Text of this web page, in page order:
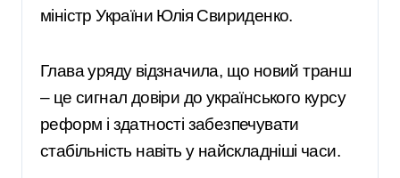
міністр України Юлія Свириденко.
Глава уряду відзначила, що новий транш
– це сигнал довіри до українського курсу
реформ і здатності забезпечувати
стабільність навіть у найскладніші часи.